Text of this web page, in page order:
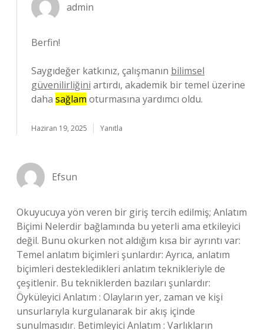
admin
Berfin!
Saygıdeğer katkınız, çalışmanın bilimsel
güvenilirliğini artırdı, akademik bir temel üzerine
daha sağlam oturmasına yardımcı oldu.
Haziran 19, 2025 Yanıtla
Efsun
Okuyucuya yön veren bir giriş tercih edilmiş; Anlatım
Biçimi Nelerdir bağlamında bu yeterli ama etkileyici
değil. Bunu okurken not aldığım kısa bir ayrıntı var:
Temel anlatım biçimleri şunlardır: Ayrıca, anlatım
biçimleri destekledikleri anlatım teknikleriyle de
çeşitlenir. Bu tekniklerden bazıları şunlardır:
Öyküleyici Anlatım : Olayların yer, zaman ve kişi
unsurlarıyla kurgulanarak bir akış içinde
sunulmasıdır. Betimleyici Anlatım : Varlıkların